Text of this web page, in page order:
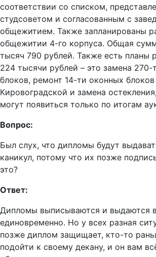
соответствии со списком,
студсоветом и согласованным с
общежитием. Также запланированы
общежитии 4-го корпуса. Общая
тысяч 790 рублей. Также есть планы
224 тысячи рублей – это замена 270-
блоков, ремонт 14-ти оконных блоков
Кировоградской и замена
могут появиться только по итогам
Вопрос:
Был слух, что дипломы будут
каникул, потому что их позже
это?
Ответ:
Дипломы выписываются и выдаются
единовременно. Но у всех разная
позже диплом защищает, кто-то
подойти к своему декану, и он вам